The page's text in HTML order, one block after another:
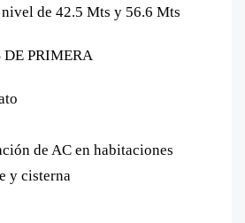
de 42.5 Mts y 56.6 Mts
PRIMERA
de AC en habitaciones
y cisterna